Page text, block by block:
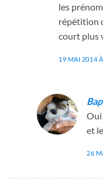
les
répétition
court plus
19 MAI 2014
Oui
et
26